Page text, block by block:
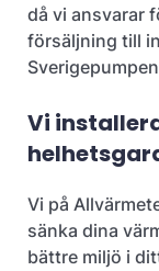
då vi ansvarar
försäljning till
Vi
Vi på
sänka dina
bättre miljö i